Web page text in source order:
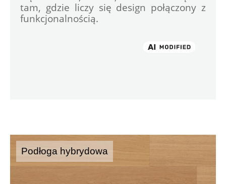
tam, gdzie liczy się design połączony z
funkcjonalnością.
Podłoga hybrydowa